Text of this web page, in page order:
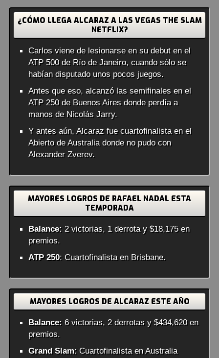
¿CÓMO LLEGA ALCARAZ A LAS VEGAS THE SLAM
NETFLIX?
Carlos viene de lesionarse en su debut en el
ATP 500 de Río de Janeiro, cuando sólo se
habían disputado unos pocos juegos.
Antes que eso, alcanzó las semifinales en el
ATP 250 de Buenos Aires donde perdía a
manos de Nicolás Jarry.
Y antes aún, Alcaraz fue cuartofinalista en el
Abierto de Australia donde no pudo con
Alexander Zverev.
MAYORES LOGROS DE RAFAEL NADAL ESTA
TEMPORADA
Balance: 2 victorias, 1 derrota y $18,175 en
premios.
ATP 250: Cuartofinalista en Brisbane.
MAYORES LOGROS DE ALCARAZ ESTE AÑO
Balance: 6 victorias, 2 derrotas y $434,620 en
premios.
Grand Slam: Cuartofinalista en Australia